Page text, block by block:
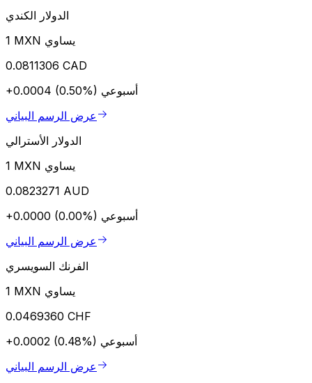
الدولار الكندي
1 MXN يساوي
0.0811306 CAD
+0.0004 (0.50%) أسبوعي
عرض الرسم البياني
الدولار الأسترالي
1 MXN يساوي
0.0823271 AUD
+0.0000 (0.00%) أسبوعي
عرض الرسم البياني
الفرنك السويسري
1 MXN يساوي
0.0469360 CHF
+0.0002 (0.48%) أسبوعي
عرض الرسم البياني